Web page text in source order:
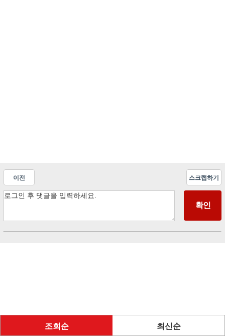
이전 스크랩하기
조회순 최신순